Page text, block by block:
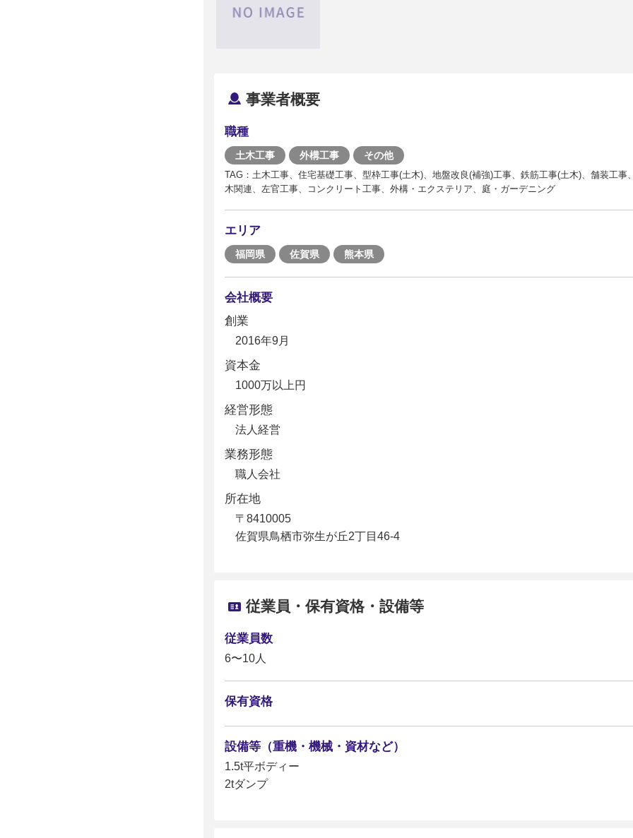
事業者概要
職種
土木工事 外構工事 その他
TAG：土木工事、住宅基礎工事、型枠工事(土木)、地盤改良(補強)工事、鉄筋工事(土木)、舗装工事
木関連、左官工事、コンクリート工事、外構・エクステリア、庭・ガーデニング
エリア
福岡県 佐賀県 熊本県
会社概要
創業
2016年9月
資本金
1000万以上円
経営形態
法人経営
業務形態
職人会社
所在地
〒8410005
佐賀県鳥栖市弥生が丘2丁目46-4
従業員・保有資格・設備等
従業員数
6〜10人
保有資格
設備等（重機・機械・資材など）
1.5t平ボディー
2tダンプ